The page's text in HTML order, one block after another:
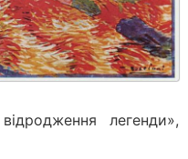
легенди»,